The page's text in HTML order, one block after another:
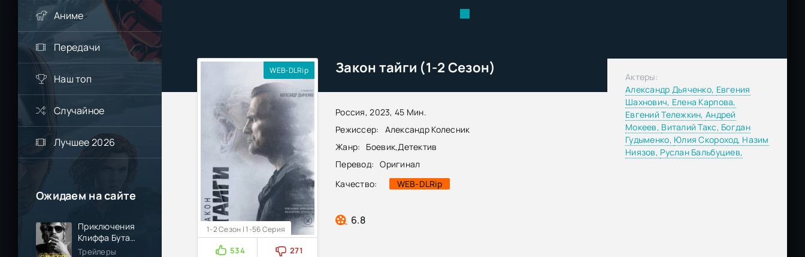
Аниме
Передачи
Наш топ
Случайное
Лучшее 2026
Ожидаем на сайте
Приключения
Клиффа Бута
(2026)
Трейлеры
Закон тайги (1-2 Сезон)
Россия, 2023, 45 Мин.
Режиссер:
Александр Колесник
Жанр:
Боевик,Детектив
Перевод: Оригинал
Качество:
WEB-DLRip
6.8
WEB-DLRip
1-2 Сезон | 1-56 Серия
534
271
Актеры:
Александр Дьяченко, Евгения
Шахнович, Елена Карпова,
Евгений Тележкин,Андрей
Мокеев, Виталий Такс, Богдан
Гудыменко, Юлия Скороход, Назим
Ниязов, Руслан Бальбуциев,